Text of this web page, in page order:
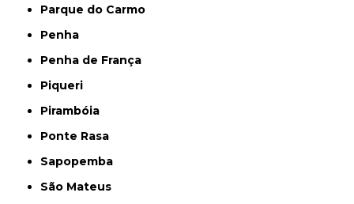
Parque do Carmo
Penha
Penha de França
Piqueri
Pirambóia
Ponte Rasa
Sapopemba
São Mateus